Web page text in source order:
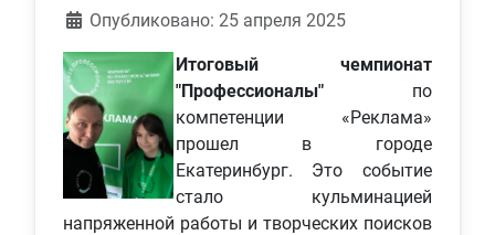
Информация о материале
Опубликовано: 25 апреля 2025
Итоговый чемпионат
"Профессионалы"по
компетенции «Реклама»
прошел в городе
Екатеринбург. Это событие
стало кульминацией
напряженной работы и творческих поисков